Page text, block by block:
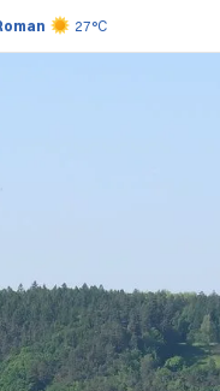
27°C